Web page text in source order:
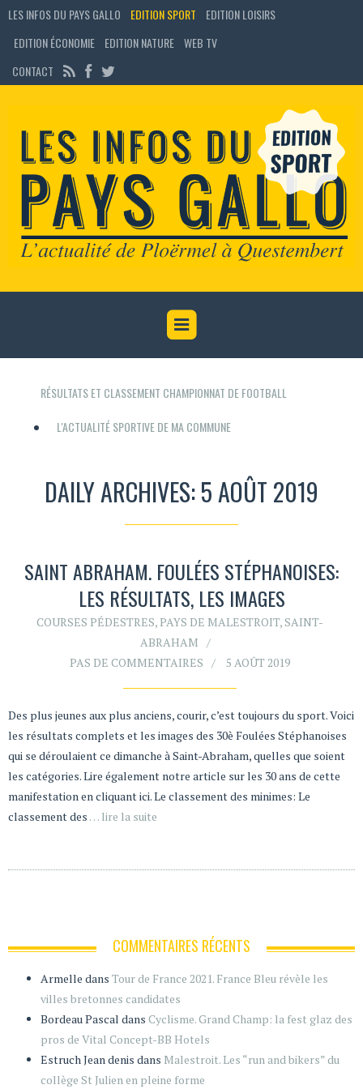
LES INFOS DU PAYS GALLO EDITION SPORT
EDITION LOISIRS
EDITION ÉCONOMIE
EDITION NATURE WEB TV
CONTACT
RÉSULTATS ET CLASSEMENT CHAMPIONNAT DE FOOTBALL
L'ACTUALITÉ SPORTIVE DE MA COMMUNE
DAILY ARCHIVES: 5 AOÛT 2019
SAINT ABRAHAM. FOULÉES STÉPHANOISES:
LES RÉSULTATS, LES IMAGES
COURSES PÉDESTRES,PAYS DE MALESTROIT,SAINT-
ABRAHAM
PAS DE COMMENTAIRES
5 AOÛT 2019
Des plus jeunes aux plus anciens, courir, c’est toujours du sport. Voici
les résultats complets et les images des 30è Foulées Stéphanoises
qui se déroulaient ce dimanche à Saint-Abraham, quelles que soient
les catégories. Lire également notre article sur les 30 ans de cette
manifestation en cliquant ici. Le classement des minimes: Le
classement des … lire la suite
COMMENTAIRES RÉCENTS
Armelle dans Tour de France 2021. France Bleu révèle les
villes bretonnes candidates
Bordeau Pascal dans Cyclisme. Grand Champ: la fest glaz des
pros de Vital Concept-BB Hotels
Estruch Jean denis dans Malestroit. Les “run and bikers” du
collège St Julien en pleine forme